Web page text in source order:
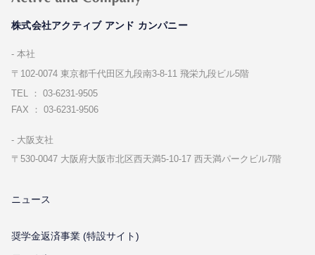
株式会社アクティブ アンド カンパニー
本社
〒102-0074 東京都千代⽥区九段南3-8-11 飛栄九段ビル5階
TEL ： 03-6231-9505
FAX ： 03-6231-9506
⼤阪⽀社
〒530-0047 ⼤阪府⼤阪市北区⻄天満5-10-17 ⻄天満パークビル7階
ニュース
奨学金返済事業 (特設サイト)